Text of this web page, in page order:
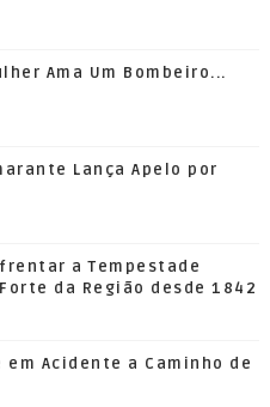
Ama Um Bombeiro...
Lança Apelo por
a Tempestade
da Região desde 1842
em Acidente a Caminho de